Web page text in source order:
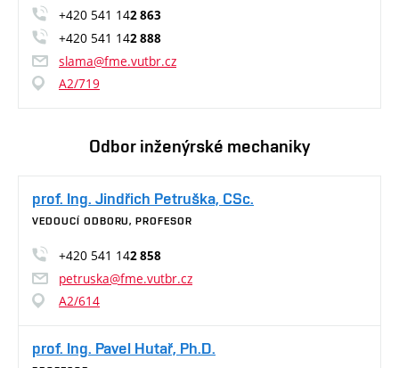
+420 541 142 863
+420 541 142 888
slama@fme.vutbr.cz
A2/719
Odbor inženýrské mechaniky
prof. Ing. Jindřich Petruška, CSc.
VEDOUCÍ ODBORU, PROFESOR
+420 541 142 858
petruska@fme.vutbr.cz
A2/614
prof. Ing. Pavel Hutař, Ph.D.